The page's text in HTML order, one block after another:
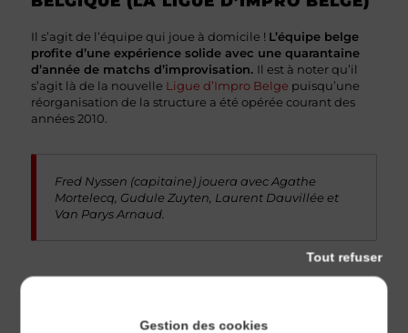
Il s’agit de l’équipe qui joue à domicile ! L’équipe belge
profite d’une expérience solide avec une quarantaine
d’année de matchs d’improvisation. Il est à noter qu’il
s’agit là de la nouvelle Ligue d’Impro Belge puisqu’une
réorganisation de la structure a été opérée courant des
années 2010.
Fred Nyssen (capitaine) jouera avec Agathe
Mortelecq, Gudule Zuyten, Laurent Dauvillée et
Van Parys Arnaud.
SUISSE (IMPRO SUISSE)
Gestion des cookies
Tout refuser